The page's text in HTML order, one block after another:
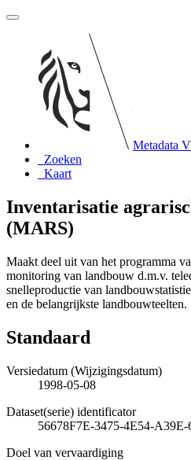
Metadata
Zoeken
Kaart
Inventarisatie
(MARS)
Maakt deel uit van het programma
monitoring van landbouw d.m.v.
snelleproductie van
en de belangrijkste landbouwteelten.
Standaard
Versiedatum (Wijzigingsdatum)
1998-05-08
Dataset(serie) identificator
56678F7E-3475-4E54-
Doel van vervaardiging